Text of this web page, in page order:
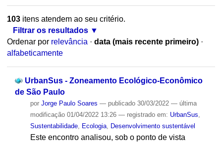
103itens atendem ao seu critério.
Filtrar os resultados
Ordenar por relevância · data (mais recente primeiro) ·
alfabeticamente
UrbanSus - Zoneamento Ecológico-Econômico
de São Paulo
por Jorge Paulo Soares — publicado30/03/2022 — última
modificação01/04/2022 13:26 — registrado em: UrbanSus
Sustentabilidade, Ecologia, Desenvolvimento sustentável
Este encontro analisou, sob o ponto de vista